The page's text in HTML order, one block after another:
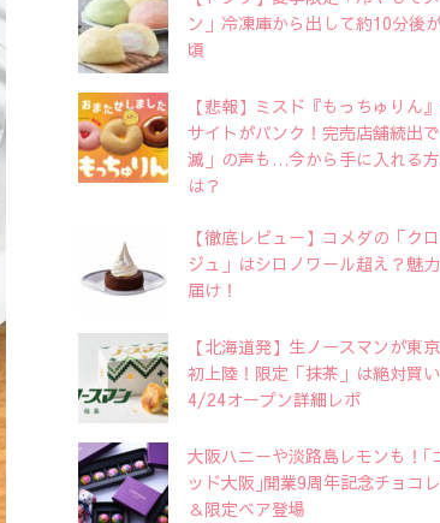
ン」冷凍庫から出して約10分後
頃
【悲報】ミスド『もっちゅりん
サイトがパンク！完売店舗続出
滅」の声も…今から手に入れる
は？
【徹底レビュー】コメダの「ク
ジュ」はシロノワール超え？魅
届け！
【北海道発】生ノースマンが東
初上陸！限定「抹茶」は絶対買い
4/24オープン詳細レポ
大阪ハニーや淡路島レモンも！｢
ッド大阪｣開業9周年記念チョコ
＆限定ベア登場